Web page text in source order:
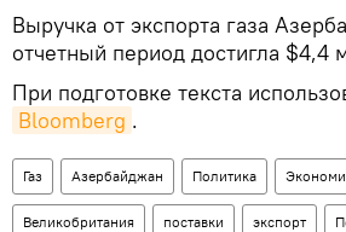
Выручка от экспорта газа
отчетный период достигла $4,4
При подготовке текста
Bloomberg .
Газ Азербайджан Политика
Великобритания поставки экспорт